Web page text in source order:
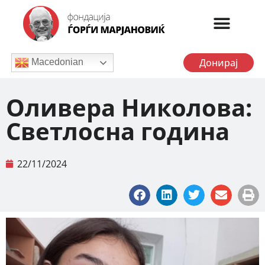
Macedonian Донирај
Оливера Николова:
Светлосна година
22/11/2024